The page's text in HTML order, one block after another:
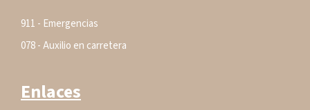
911 - Emergencias
078 - Auxilio en carretera
Enlaces